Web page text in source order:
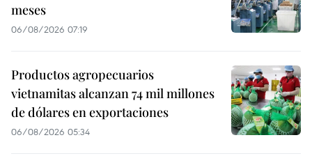
meses
06/08/2026 07:19
Productos agropecuarios
vietnamitas alcanzan 74 mil millones
de dólares en exportaciones
06/08/2026 05:34